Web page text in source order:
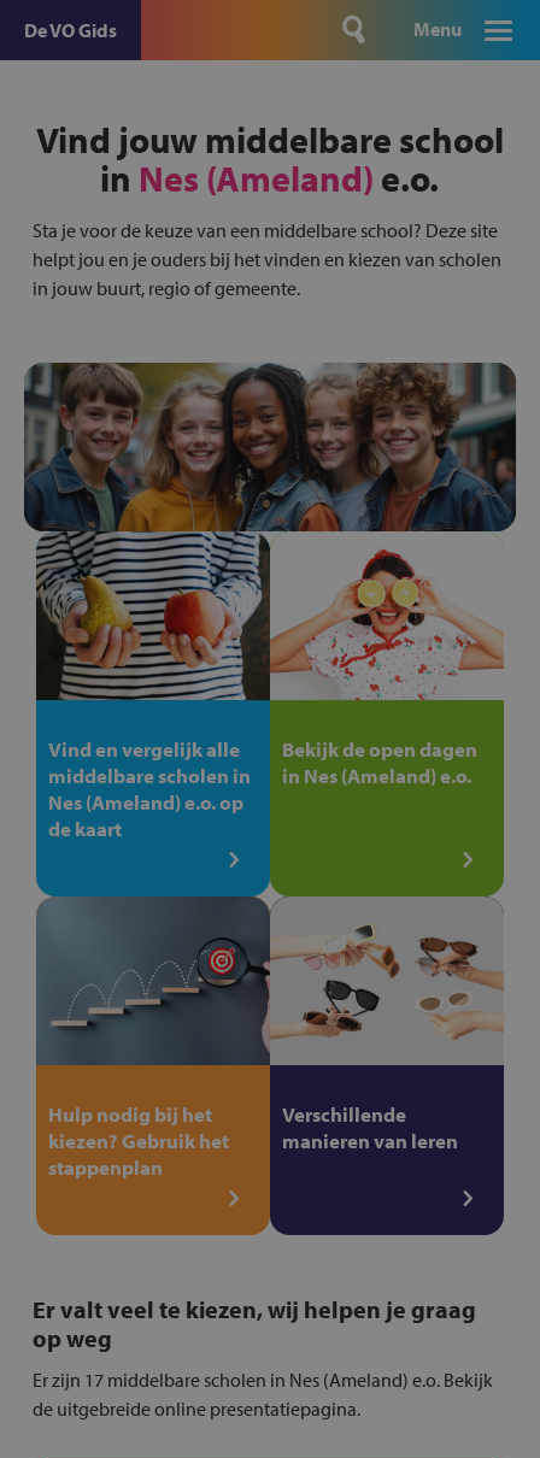
De VO Gids Menu
Vind jouw middelbare school
in Nes (Ameland) e.o.
Sta je voor de keuze van een middelbare school? Deze site
helpt jou en je ouders bij het vinden en kiezen van scholen
in jouw buurt, regio of gemeente.
Vind en vergelijk alle
middelbare scholen in
Nes (Ameland) e.o. op
de kaart
Bekijk de open dagen
in Nes (Ameland) e.o.
Hulp nodig bij het
kiezen? Gebruik het
stappenplan
Verschillende
manieren van leren
Er valt veel te kiezen, wij helpen je graag
op weg
Er zijn 17 middelbare scholen in Nes (Ameland) e.o. Bekijk
de uitgebreide online presentatiepagina.